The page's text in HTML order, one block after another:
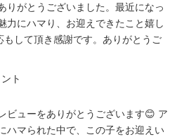
りがとうございました。最近になっ
力にハマり、お迎えできたこと嬉し
もして頂き感謝です。ありがとうご
ト
ビューをありがとうございます😊 ア
ハマられた中で、この子をお迎えい